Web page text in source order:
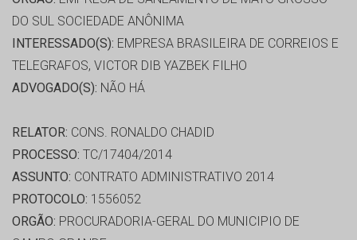
DO SUL SOCIEDADE ANÔNIMA
INTERESSADO(S): EMPRESA BRASILEIRA DE CORREIOS E
TELEGRAFOS, VICTOR DIB YAZBEK FILHO
ADVOGADO(S): NÃO HÁ
RELATOR: CONS. RONALDO CHADID
PROCESSO: TC/17404/2014
ASSUNTO: CONTRATO ADMINISTRATIVO 2014
PROTOCOLO: 1556052
ORGÃO: PROCURADORIA-GERAL DO MUNICIPIO DE